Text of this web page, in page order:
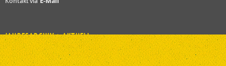
KONTAKT